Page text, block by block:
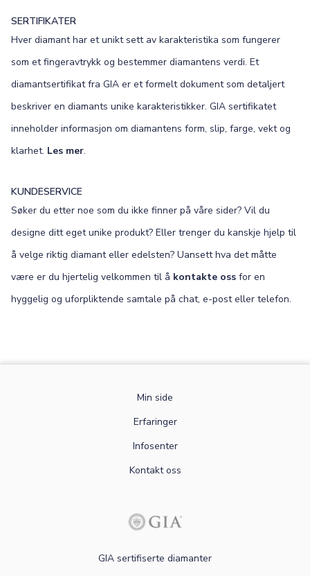
SERTIFIKATER
Hver diamant har et unikt sett av karakteristika som fungerer
som et fingeravtrykk og bestemmer diamantens verdi. Et
diamantsertifikat fra GIA er et formelt dokument som detaljert
beskriver en diamants unike karakteristikker. GIA sertifikatet
inneholder informasjon om diamantens form, slip, farge, vekt og
klarhet. Les mer.
KUNDESERVICE
Søker du etter noe som du ikke finner på våre sider? Vil du
designe ditt eget unike produkt? Eller trenger du kanskje hjelp til
å velge riktig diamant eller edelsten? Uansett hva det måtte
være er du hjertelig velkommen til å kontakte oss for en
hyggelig og uforpliktende samtale på chat, e-post eller telefon.
Min side
Erfaringer
Infosenter
Kontakt oss
GIA sertifiserte diamanter